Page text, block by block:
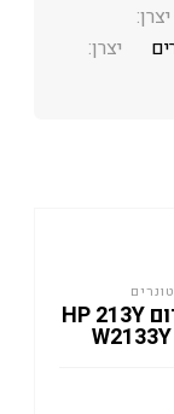
יצרן:
טונרים
טונר אדום HP 213Y